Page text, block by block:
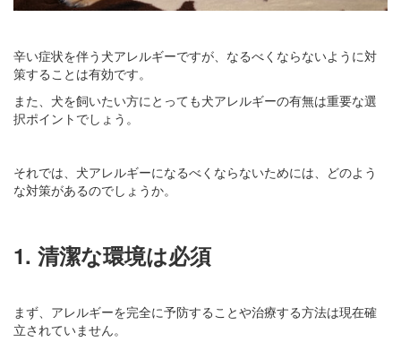
辛い症状を伴う犬アレルギーですが、なるべくならないように対
策することは有効です。
また、犬を飼いたい方にとっても犬アレルギーの有無は重要な選
択ポイントでしょう。
それでは、犬アレルギーになるべくならないためには、どのよう
な対策があるのでしょうか。
1. 清潔な環境は必須
まず、アレルギーを完全に予防することや治療する方法は現在確
立されていません。